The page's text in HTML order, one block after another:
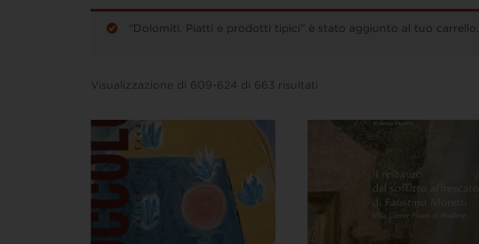
“Dolomiti. Piatti e prodotti tipici” è stato aggiunto al tuo carrello.
Visualizzazione di 609-624 di 663 risultati